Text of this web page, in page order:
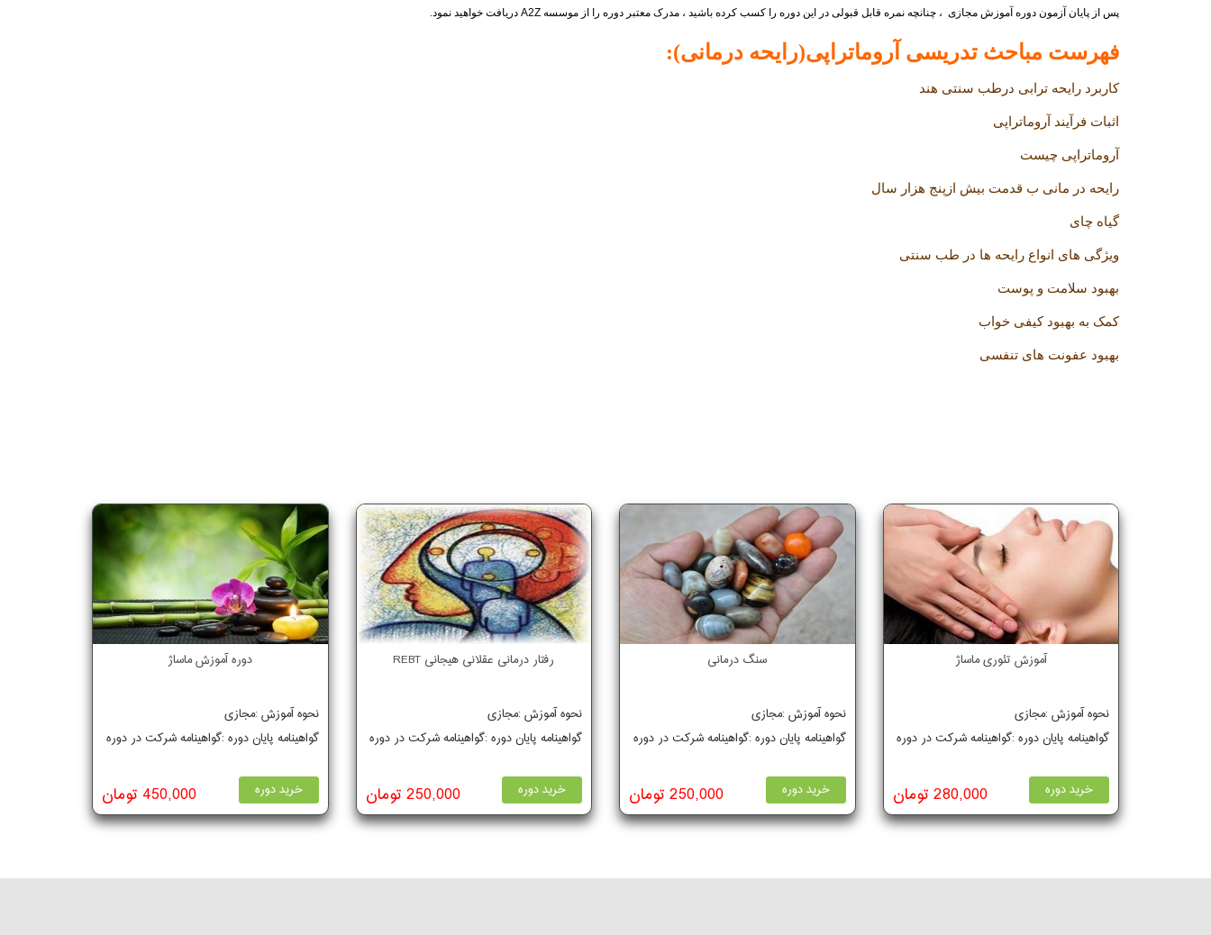
پس از پایان آزمون دوره آموزش مجازی ، چنانچه نمره قابل قبولی در این دوره را کسب کرده باشید ، مدرک معتبر دوره را از موسسه A2Z دریافت خواهید نمود.
فهرست مباحث تدریسی آروماتراپی(رایحه درمانی):
کاربرد رایحه ترابی درطب سنتی هند
اثبات فرآیند آروماتراپی
آروماتراپی چیست
رایحه در مانی ب قدمت بیش ازپنج هزار سال
گیاه چای
ویژگی های انواع رایحه ها در طب سنتی
بهبود سلامت و پوست
کمک به بهبود کیفی خواب
بهبود عفونت های تنفسی
آموزش تئوری ماساژ
نحوه آموزش :مجازی
گواهینامه پایان دوره :گواهینامه شرکت در دوره
خرید دوره 280,000 تومان
سنگ درمانی
نحوه آموزش :مجازی
گواهینامه پایان دوره :گواهینامه شرکت در دوره
خرید دوره 250,000 تومان
رفتار درمانی عقلانی هیجانی REBT
نحوه آموزش :مجازی
گواهینامه پایان دوره :گواهینامه شرکت در دوره
خرید دوره 250,000 تومان
دوره آموزش ماساژ
نحوه آموزش :مجازی
گواهینامه پایان دوره :گواهینامه شرکت در دوره
خرید دوره 450,000 تومان